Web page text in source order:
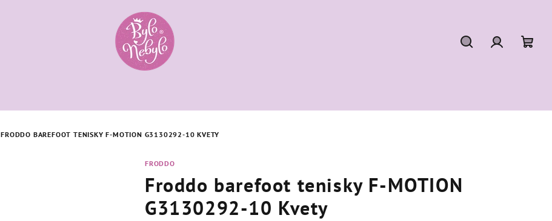
FRODDO BAREFOOT TENISKY F-MOTION G3130292-10 KVETY
FRODDO
Froddo barefoot tenisky F-MOTION
G3130292-10 Kvety